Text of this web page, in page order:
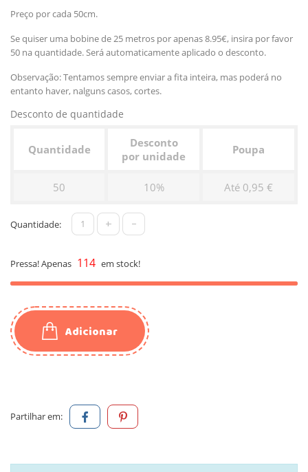
Preço por cada 50cm.
Se quiser uma bobine de 25 metros por apenas 8.95€, insira por favor
50 na quantidade. Será automaticamente aplicado o desconto.
Observação: Tentamos sempre enviar a fita inteira, mas poderá no
entanto haver, nalguns casos, cortes.
Desconto de quantidade
Quantidade
Desconto
por unidade
Poupa
50 10% Até 0,95 €
Quantidade: + -
Pressa! Apenas 114 em stock!
Adicionar
Partilhar em: